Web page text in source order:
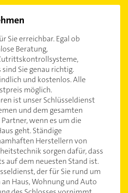
Sie erreichbar. Egal ob
Beratung,
Sie genau richtig.
und kostenlos. Alle
möglich.
ist unser Schlüsseldienst
und dem gesamten
wenn es um die
geht. Ständige
Herstellern von
sorgen dafür, dass
auf dem neuesten Stand ist.
der für Sie rund um
Haus, Wohnung und Auto